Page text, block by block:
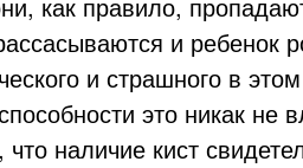
и ребенок
и страшного в
это никак не
наличие кист